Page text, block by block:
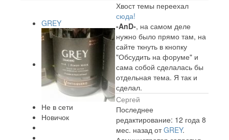
GREY
Не в сети
Новичок
Хвост темы переехал
сюда!
-AnD-, на самом деле
нужно было прямо там, на
сайте ткнуть в кнопку
"Обсудить на форуме" и
сама собой сделалась бы
отдельная тема. Я так и
сделал.
Сергей
Последнее
редактирование: 12 года 8
мес. назад отGREY.